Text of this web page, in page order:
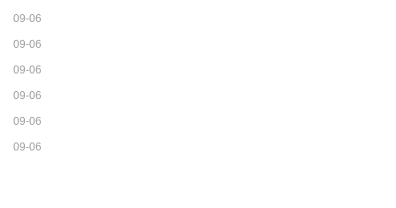
09-06
09-06
09-06
09-06
09-06
09-06